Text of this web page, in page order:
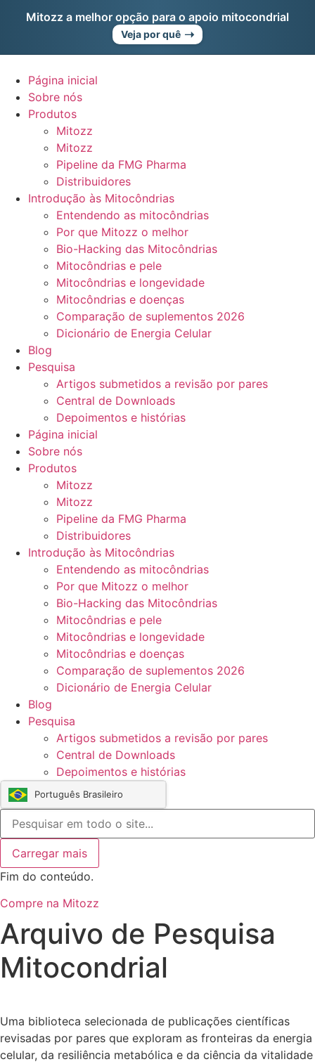
direto
o
conteúdo
Mitozz a melhor opção para o apoio mitocondrial
Veja por quê ➝
Página inicial
Sobre nós
Produtos
Mitozz
Mitozz
Pipeline da FMG Pharma
Distribuidores
Introdução às Mitocôndrias
Entendendo as mitocôndrias
Por que Mitozz o melhor
Bio-Hacking das Mitocôndrias
Mitocôndrias e pele
Mitocôndrias e longevidade
Mitocôndrias e doenças
Comparação de suplementos 2026
Dicionário de Energia Celular
Blog
Pesquisa
Artigos submetidos a revisão por pares
Central de Downloads
Depoimentos e histórias
Página inicial
Sobre nós
Produtos
Mitozz
Mitozz
Pipeline da FMG Pharma
Distribuidores
Introdução às Mitocôndrias
Entendendo as mitocôndrias
Por que Mitozz o melhor
Bio-Hacking das Mitocôndrias
Mitocôndrias e pele
Mitocôndrias e longevidade
Mitocôndrias e doenças
Comparação de suplementos 2026
Dicionário de Energia Celular
Blog
Pesquisa
Artigos submetidos a revisão por pares
Central de Downloads
Depoimentos e histórias
Português Brasileiro
Carregar mais
Fim do conteúdo.
Compre na Mitozz
Arquivo de Pesquisa
Mitocondrial
Uma biblioteca selecionada de publicações científicas
revisadas por pares que exploram as fronteiras da energia
celular, da resiliência metabólica e da ciência da vitalidade